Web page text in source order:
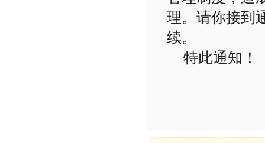
理。请你接到
续。
特此通知！